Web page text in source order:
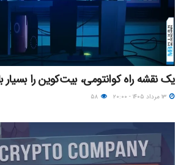
یک نقشه راه کوانتومی، بیت‌کوین را بسیار